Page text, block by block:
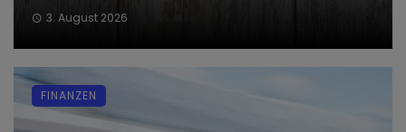
3. August 2026
FINANZEN